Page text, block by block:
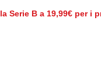
Serie B a 19,99€ per i